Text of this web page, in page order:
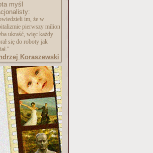
myśl
im, że w
pierwszy milion
ukraść, więc każdy
się do roboty jak
Koraszewski